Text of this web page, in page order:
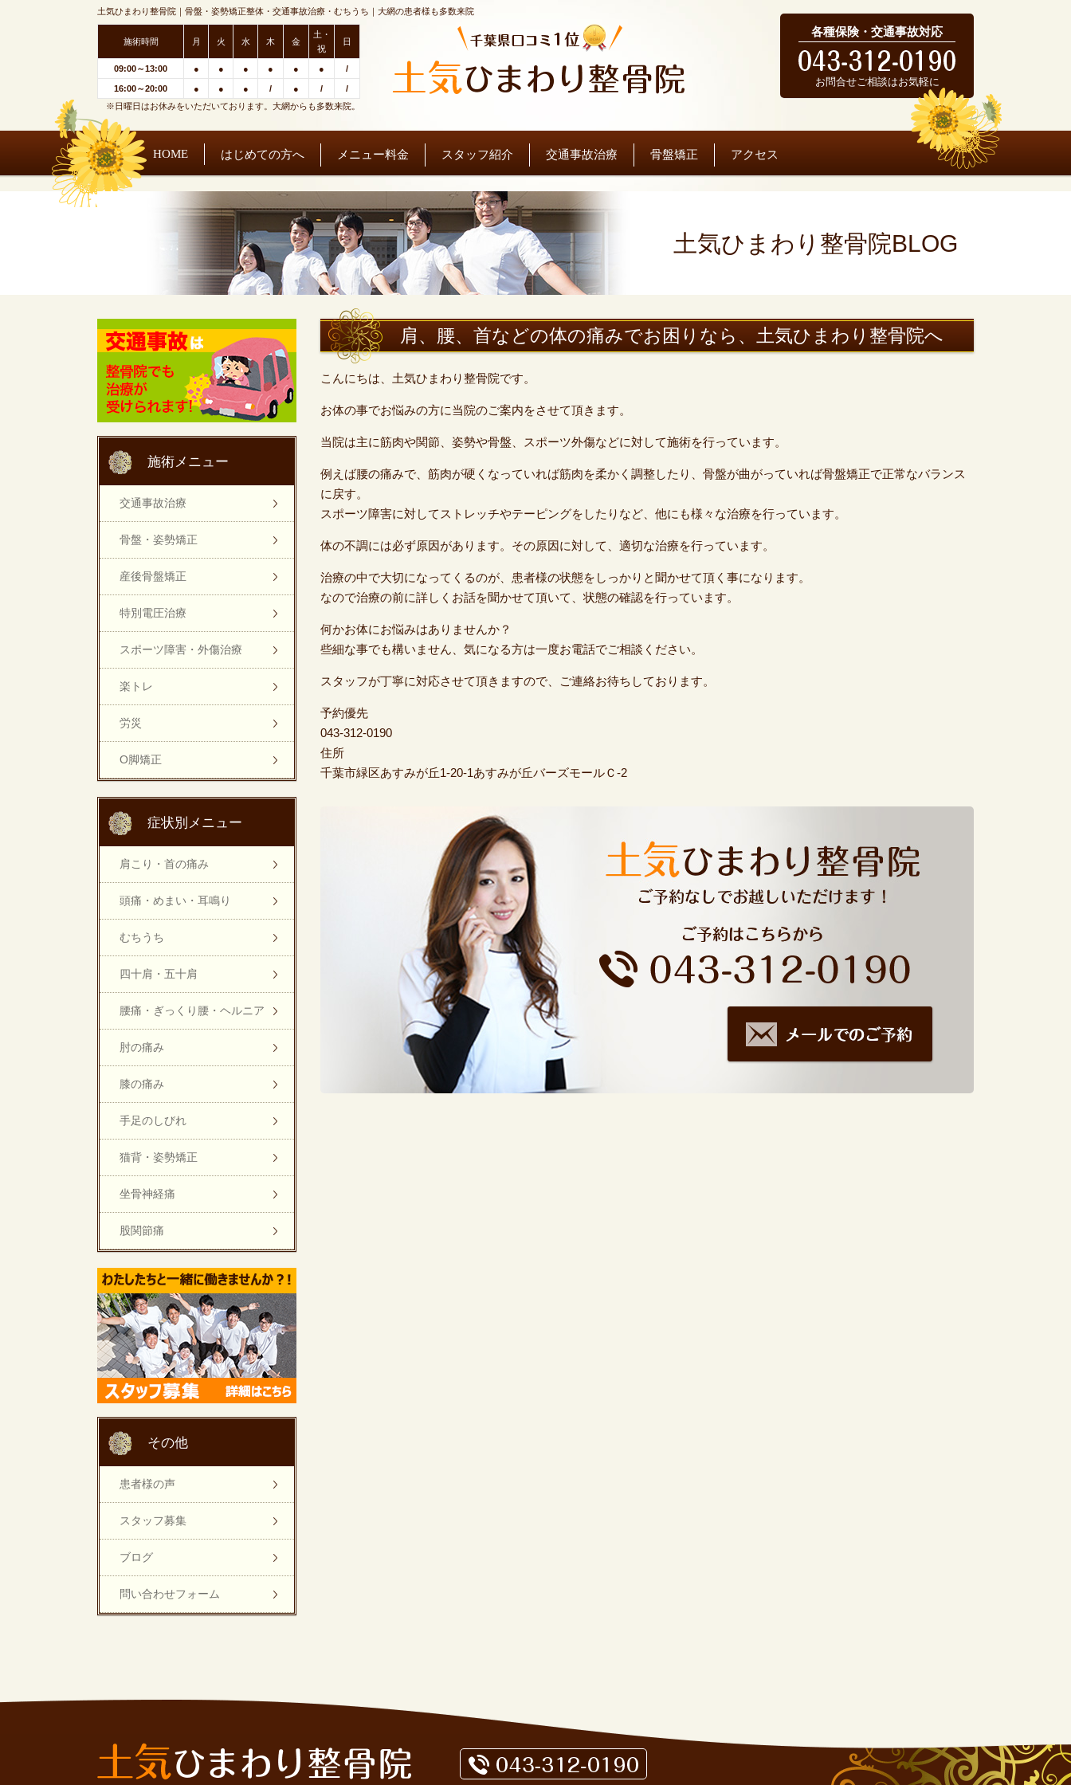
土気ひまわり整骨院｜骨盤・姿勢矯正整体・交通事故治療・むちうち｜大網の患者様も多数来院
施術時間 月 火 水 木 金
土・
祝
日
09:00～13:00 ● ● ● ● ● ● /
16:00～20:00 ● ● ● / ● /
/
※日曜日はお休みをいただいております。大網からも多数来院。
各種保険・交通事故対応
お問合せご相談はお気軽に
HOME はじめての方へ メニュー料金 スタッフ紹介 交通事故治療 骨盤矯正 アクセス
土気ひまわり整骨院BLOG
肩、腰、首などの体の痛みでお困りなら、土気ひまわり整骨院へ
こんにちは、土気ひまわり整骨院です。
お体の事でお悩みの方に当院のご案内をさせて頂きます。
当院は主に筋肉や関節、姿勢や骨盤、スポーツ外傷などに対して施術を行っています。
例えば腰の痛みで、筋肉が硬くなっていれば筋肉を柔かく調整したり、骨盤が曲がっていれば骨盤矯正で正常なバランス
に戻す。
スポーツ障害に対してストレッチやテーピングをしたりなど、他にも様々な治療を行っています。
体の不調には必ず原因があります。その原因に対して、適切な治療を行っています。
治療の中で大切になってくるのが、患者様の状態をしっかりと聞かせて頂く事になります。
なので治療の前に詳しくお話を聞かせて頂いて、状態の確認を行っています。
何かお体にお悩みはありませんか？
些細な事でも構いません、気になる方は一度お電話でご相談ください。
スタッフが丁寧に対応させて頂きますので、ご連絡お待ちしております。
予約優先
043-312-0190
住所
千葉市緑区あすみが丘1-20-1あすみが丘バーズモールＣ-2
施術メニュー
交通事故治療
骨盤・姿勢矯正
産後骨盤矯正
特別電圧治療
スポーツ障害・外傷治療
楽トレ
労災
O脚矯正
症状別メニュー
肩こり・首の痛み
頭痛・めまい・耳鳴り
むちうち
四十肩・五十肩
腰痛・ぎっくり腰・ヘルニア
肘の痛み
膝の痛み
手足のしびれ
猫背・姿勢矯正
坐骨神経痛
股関節痛
その他
患者様の声
スタッフ募集
ブログ
問い合わせフォーム